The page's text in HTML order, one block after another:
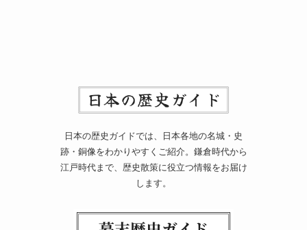
日本の歴史ガイドでは、日本各地の名城・史
跡・銅像をわかりやすくご紹介。鎌倉時代から
江戸時代まで、歴史散策に役立つ情報をお届け
します。